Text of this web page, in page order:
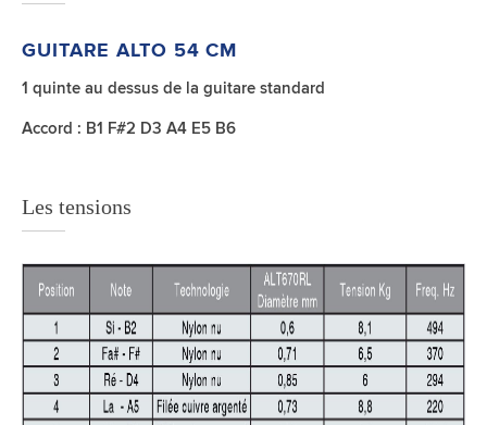
GUITARE ALTO 54 CM
1 quinte au dessus de la guitare standard
Accord : B1 F#2 D3 A4 E5 B6
Les tensions